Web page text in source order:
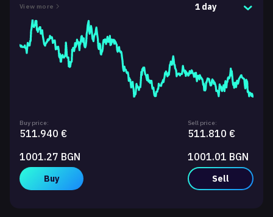
View more 1 day
Buy price:
511.940 €
1001.27 BGN
Buy
Sell price:
511.810 €
1001.01 BGN
Sell